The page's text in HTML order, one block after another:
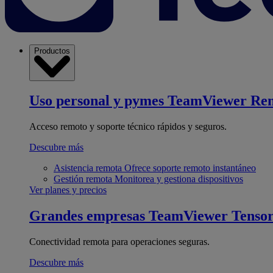
Productos
Uso personal y pymes TeamViewer
Acceso remoto y soporte técnico rápidos y seguros.
Descubre más
Asistencia remota Ofrece soporte remoto instantáneo
Gestión remota Monitorea y gestiona dispositivos
Ver planes y precios
Grandes empresas TeamViewer Tensor
Conectividad remota para operaciones seguras.
Descubre más